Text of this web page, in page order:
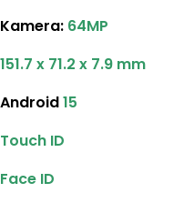
Kamera: 64MP
151.7 x 71.2 x 7.9 mm
Android15
Touch ID
Face ID